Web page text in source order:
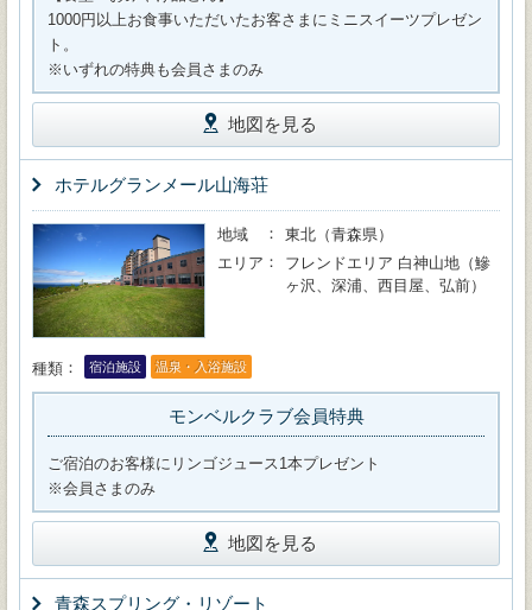
1000円以上お食事いただいたお客さまにミニスイーツプレゼン
ト。
※いずれの特典も会員さまのみ
地図を見る
ホテルグランメール山海荘
地域
東北（青森県）
エリア
フレンドエリア 白神山地（鰺
ヶ沢、深浦、西目屋、弘前）
種類 宿泊施設 温泉・入浴施設
モンベルクラブ会員特典
ご宿泊のお客様にリンゴジュース1本プレゼント
※会員さまのみ
地図を見る
青森スプリング・リゾート